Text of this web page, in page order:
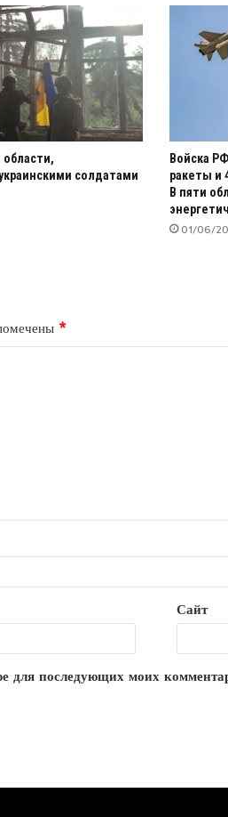
солдатами
Войска
ракеты и
В пяти
01/06/
*
Сайт
для последующих моих